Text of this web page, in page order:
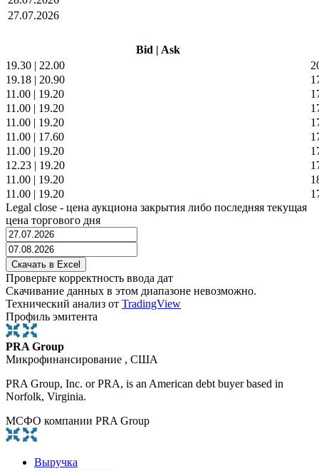
27.07.2026
Bid | Ask
19.30 | 22.00
19.18 | 20.90
11.00 | 19.20
11.00 | 19.20
11.00 | 19.20
11.00 | 17.60
11.00 | 19.20
12.23 | 19.20
11.00 | 19.20
11.00 | 19.20
Legal close - цена аукциона закрытия либо последняя текущая
цена торгового дня
Проверьте корректность ввода дат
Скачивание данных в этом диапазоне невозможно.
Технический анализ от TradingView
Профиль эмитента
PRA Group
Микрофинансирование , США
PRA Group, Inc. or PRA, is an American debt buyer based in
Norfolk, Virginia.
МСФО компании PRA Group
Выручка